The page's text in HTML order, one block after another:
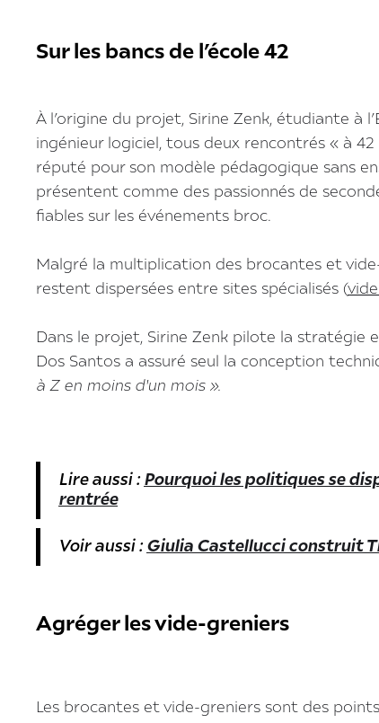
Sur les bancs de l’école 42
À l’origine du projet, Sirine Zenk, étudiante à
ingénieur logiciel, tous deux rencontrés « à
réputé pour son modèle pédagogique sans
présentent comme des passionnés de
fiables sur les événements broc.
Malgré la multiplication des brocantes et
restent dispersées entre sites spécialisés (
Dans le projet, Sirine Zenk pilote la stratégie
Dos Santos a assuré seul la conception
à Z en moins d'un mois ».
Lire aussi : Pourquoi les politiques se
rentrée
Voir aussi : Giulia Castellucci construit
Agréger les vide-greniers
Les brocantes et vide-greniers sont des